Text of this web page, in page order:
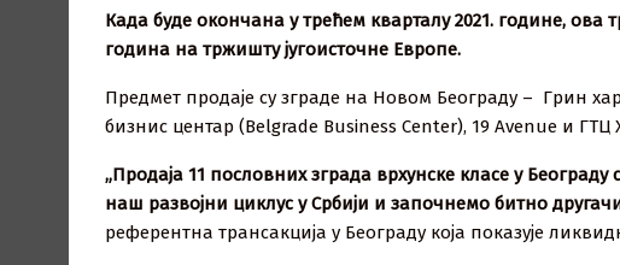
Када буде окончана у трећем кварталу 2021. године, ова
година на тржишту југоисточне Европе.
Предмет продаје су зграде на Новом Београду – Грин
бизнис центар (Belgrade Business Center), 19 Avenue и ГТЦ
„Продаја 11 пословних зграда врхунске класе у
наш развојни циклус у Србији и започнемо битно
референтна трансакција у Београду која показује